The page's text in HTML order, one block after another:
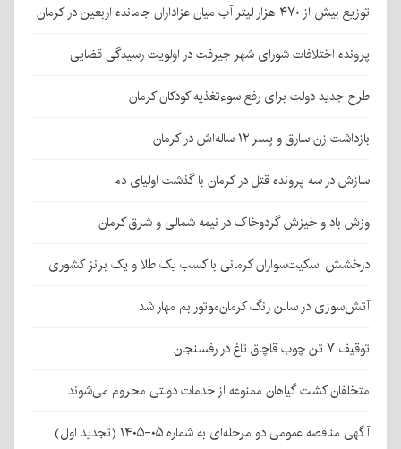
توزیع بیش از ۴۷۰ هزار لیتر آب میان عزاداران جامانده اربعین در کرمان
پرونده اختلافات شورای شهر جیرفت در اولویت رسیدگی قضایی
طرح جدید دولت برای رفع سوءتغذیه کودکان کرمان
بازداشت زن سارق و پسر ۱۲ ساله‌اش در کرمان
سازش در سه پرونده قتل در کرمان با گذشت اولیای دم
وزش باد و خیزش گردوخاک در نیمه شمالی و شرق کرمان
درخشش اسکیت‌سواران کرمانی با کسب یک طلا و یک برنز کشوری
آتش‌سوزی در سالن رنگ کرمان‌موتور بم مهار شد
توقیف ۷ تن چوب قاچاق تاغ در رفسنجان
متخلفان کشت گیاهان ممنوعه از خدمات دولتی محروم می‌شوند
آگهی مناقصه عمومی دو مرحله‌ای به شماره ۰۵-۱۴۰۵ (تجدید اول)